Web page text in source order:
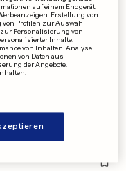
stirbt mit
zünden
im
auf einem Endgerät.
Erstellung von
von Profilen zur Auswahl
Personalisierung von
Inhalte.
von Inhalten. Analyse
von Daten aus
der Angebote.